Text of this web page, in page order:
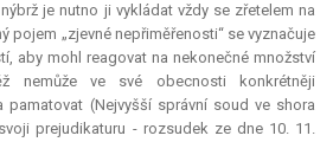
je nutno ji vykládat vždy se zřetelem na
pojem „zjevné nepřiměřenosti“ se vyznačuje
aby mohl reagovat na nekonečné množství
nemůže ve své obecnosti konkrétněji
pamatovat (Nejvyšší správní soud ve shora
prejudikaturu - rozsudek ze dne 10. 11.